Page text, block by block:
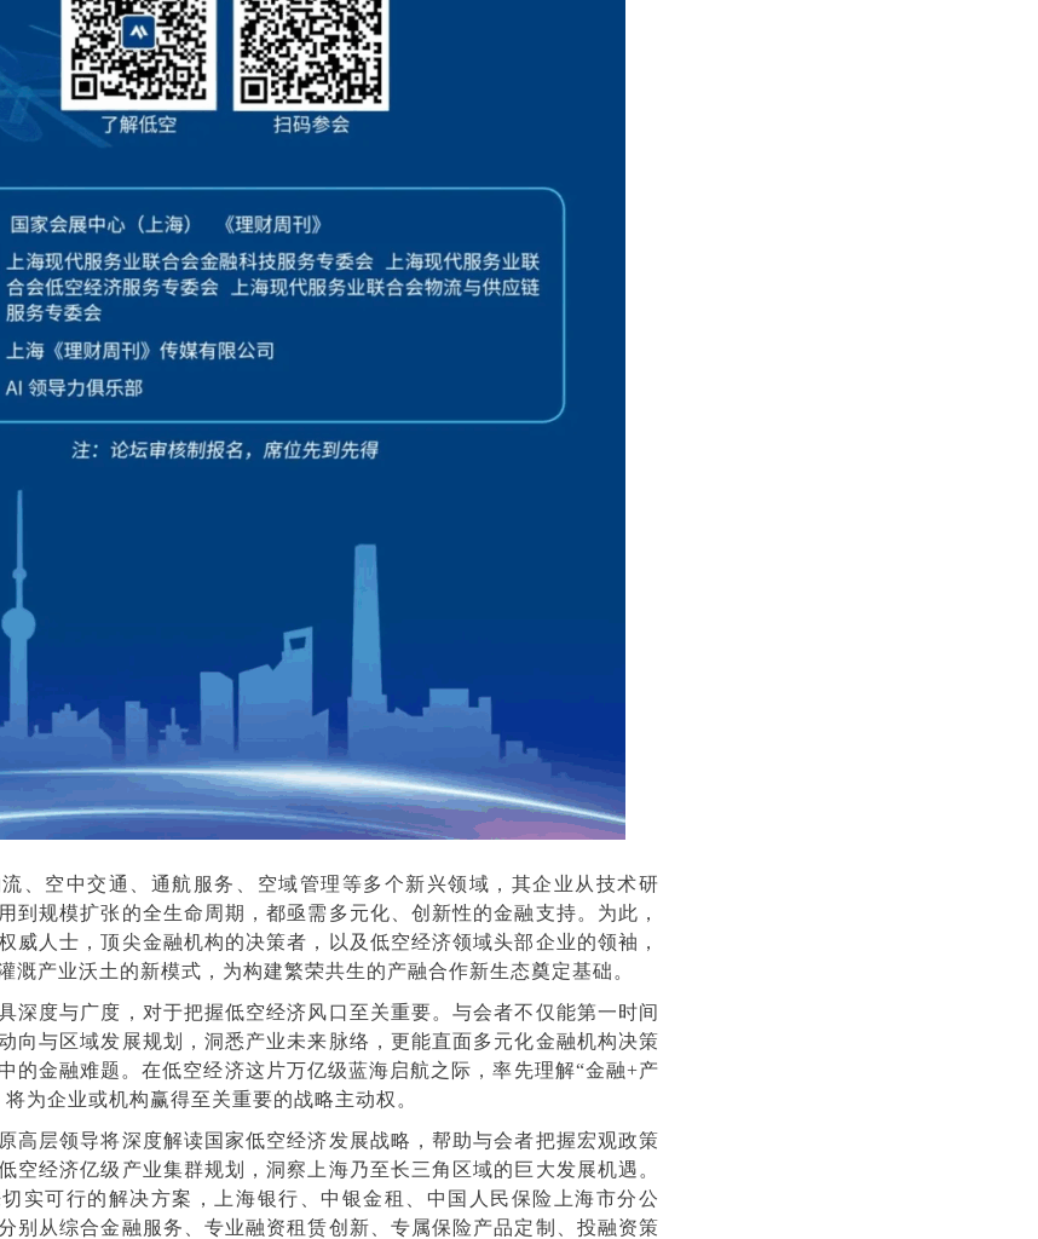
、空中交通、通航服务、空域管理等多个新兴领域，其企业从技术研
到规模扩张的全生命周期，都亟需多元化、创新性的金融支持。为此，
威人士，顶尖金融机构的决策者，以及低空经济领域头部企业的领袖，
溉产业沃土的新模式，为构建繁荣共生的产融合作新生态奠定基础。
深度与广度，对于把握低空经济风口至关重要。与会者不仅能第一时间
向与区域发展规划，洞悉产业未来脉络，更能直面多元化金融机构决策
的金融难题。在低空经济这片万亿级蓝海启航之际，率先理解“金融+产
为企业或机构赢得至关重要的战略主动权。
高层领导将深度解读国家低空经济发展战略，帮助与会者把握宏观政策
空经济亿级产业集群规划，洞察上海乃至长三角区域的巨大发展机遇。
实可行的解决方案，上海银行、中银金租、中国人民保险上海市分公
别从综合金融服务、专业融资租赁创新、专属保险产品定制、投融资策